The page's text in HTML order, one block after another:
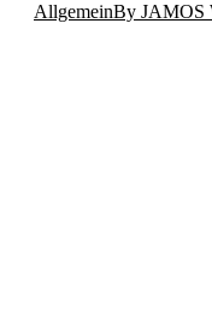
AllgemeinBy JAMOS